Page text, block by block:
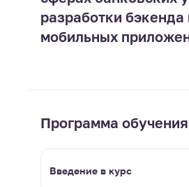
разработки бэкенда
мобильных
Программа обучения
Введение в курс